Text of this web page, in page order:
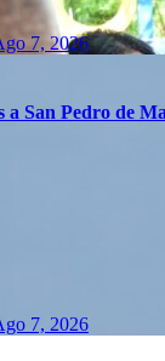
7, 2026
San Pedro de
7, 2026